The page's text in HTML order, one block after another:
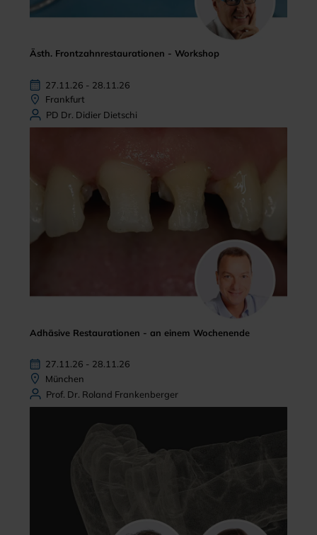
Ästh. Frontzahnrestaurationen - Workshop
27.11.26 - 28.11.26
Frankfurt
PD Dr. Didier Dietschi
Adhäsive Restaurationen - an einem Wochenende
27.11.26 - 28.11.26
München
Prof. Dr. Roland Frankenberger